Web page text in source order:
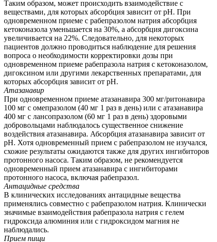
Таким образом, может происходить взаимодействие с
веществами, для которых абсорбция зависит от рН. При
одновременном приеме с рабепразолом натрия абсорбция
кетоконазола уменьшается на 30%, а абсорбция дигоксина
увеличивается на 22%. Следовательно, для некоторых
пациентов должно проводиться наблюдение для решения
вопроса о необходимости корректировки дозы при
одновременном приеме рабепразола натрия с кетоконазолом,
дигоксином или другими лекарственных препаратами, для
которых абсорбция зависит от рН.
Атазанавир
При одновременном приеме атазанавира 300 мг/ритонавира
100 мг с омепразолом (40 мг 1 раз в день) или с атазанавира
400 мг с лансопразолом (60 мг 1 раз в день) здоровыми
добровольцами наблюдалось существенное снижение
воздействия атазанавира. Абсорбция атазанавира зависит от
рН. Хотя одновременный прием с рабепразолом не изучался,
схожие результаты ожидаются также для других ингибиторов
протонного насоса. Таким образом, не рекомендуется
одновременный прием атазанавира с ингибиторами
протонного насоса, включая рабепразол.
Антацидные средства
В клинических исследованиях антацидные вещества
применялись совместно с рабепразолом натрия. Клинически
значимые взаимодействия рабепразола натрия с гелем
гидроксида алюминия или с гидроксидом магния не
наблюдались.
Прием пищи